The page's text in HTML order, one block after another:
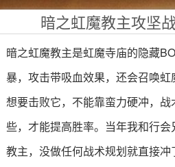
暗之虹魔教主攻坚
暗之虹魔教主是虹魔寺庙的隐藏
暴，攻击带吸血效果，还会召唤虹
想要击败它，不能靠蛮力硬冲，
些，才能提高胜率。当年我和行
教主，没做任何战术规划就直接